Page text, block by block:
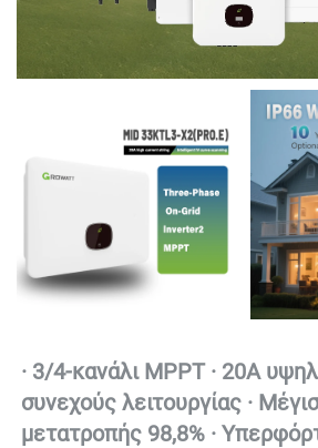
· 3/4-κανάλι MPPT · 20A
συνεχούς λειτουργίας ·
μετατροπής 98,8% ·